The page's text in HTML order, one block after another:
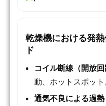
乾燥機における発
ド
コイル断線（開放回
動、ホットスポット
通気不良による過熱